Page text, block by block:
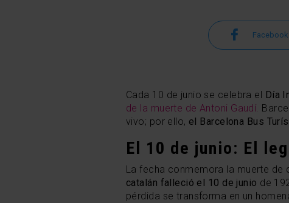
Facebook
Cada 10 de junio se celebra el Día
de la muerte de Antoni Gaudí.
vivo; por ello, el Barcelona Bus
El 10 de junio: El
La fecha conmemora la muerte de
catalán falleció el 10 de junio de
pérdida se transforma en un